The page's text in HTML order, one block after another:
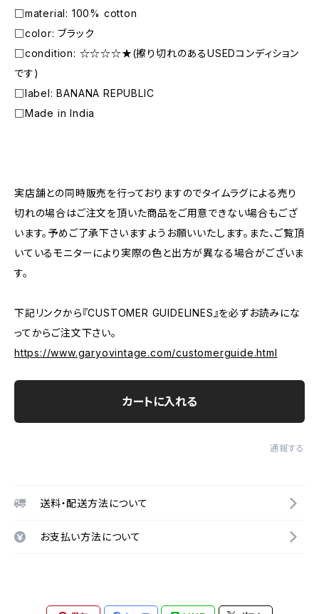
□material: 100% cotton
□color: ブラック
□condition: ☆☆☆☆★(擦り切れのあるUSEDコンディション
です)
□label: BANANA REPUBLIC
□Made in India
実店舗との同時販売を行っておりますのでタイムラグによる売り
切れの場合はご注文を頂いた商品をご用意できない場合もござ
います。予めご了承下さいますようお願いいたします。また、ご覧頂
いているモニターにより実際の色と出方が異なる場合がございま
す。
下記リンクから『CUSTOMER GUIDELINES』を必ずお読みにな
ってからご注文下さい。
https://www.garyovintage.com/customerguide.html
カートに入れる
通報する
送料・配送方法について
お支払い方法について